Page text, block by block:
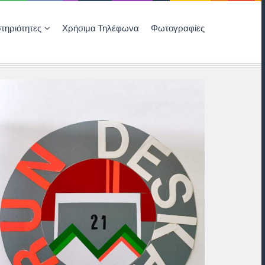
Χρήσιμα Τηλέφωνα Φωτογραφίες